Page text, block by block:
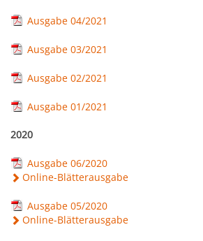
Ausgabe 04/2021
Ausgabe 03/2021
Ausgabe 02/2021
Ausgabe 01/2021
2020
Ausgabe 06/2020
Online-Blätterausgabe
Ausgabe 05/2020
Online-Blätterausgabe